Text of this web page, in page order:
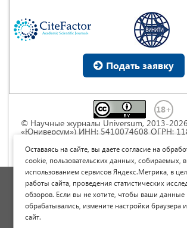
Подать заявку
© Научные журналы Universum, 2013-
«Юниверсум») ИНН: 5410074608 ОГРН:
Commons « Attribution» («Атрибуция») 4.0
Непортированная
Политика обработки
Договор оферты
Опубликовать научную
Оставаясь на сайте, вы даете согласие на
cookie, пользовательских данных, собираемых,
использованием сервисов Яндекс.Метрика, в
работы сайта, проведения статистических
обзоров. Если вы не хотите, чтобы ваши данные
обрабатывались, измените настройки браузера
сайт.